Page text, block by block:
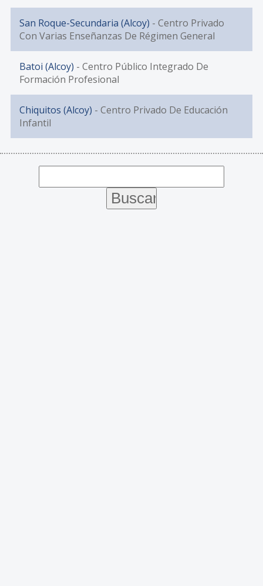
San Roque-Secundaria (Alcoy) - Centro Privado
Con Varias Enseñanzas De Régimen General
Batoi (Alcoy) - Centro Público Integrado De
Formación Profesional
Chiquitos (Alcoy) - Centro Privado De Educación
Infantil